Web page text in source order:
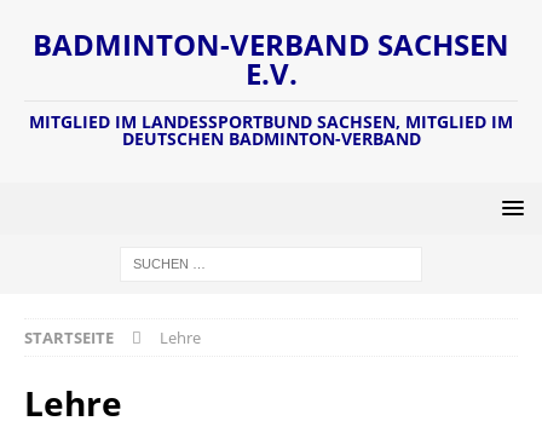
BADMINTON-VERBAND SACHSEN
E.V.
MITGLIED IM LANDESSPORTBUND SACHSEN, MITGLIED IM
DEUTSCHEN BADMINTON-VERBAND
STARTSEITE Lehre
Lehre